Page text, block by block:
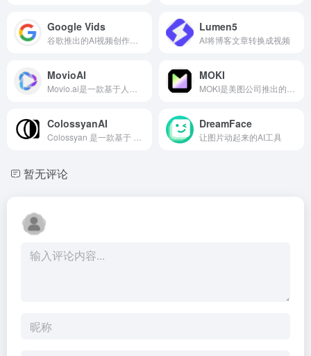
Google Vids Lumen5
AI将博客文章转换成视频
MovioAI MOKI
ColossyanAI DreamFace
让图片动起来的AI工具
暂无评论